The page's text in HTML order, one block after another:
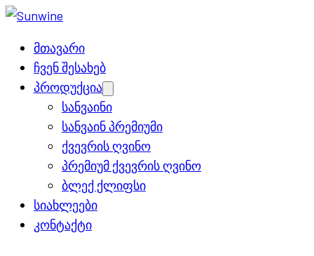
მთავარი
ჩვენ შესახებ
პროდუქცია
menu
სანვაინი
სანვაინ პრემიუმი
ქვევრის ღვინო
პრემიუმ ქვევრის ღვინო
ბლექ ქლიფსი
სიახლეები
კონტაქტი